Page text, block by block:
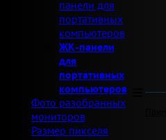
панели для
портативных
компьютеров
ЖК-панели
для
портативных
компьютеров
Фото разобранных
мониторов
Размер пикселя